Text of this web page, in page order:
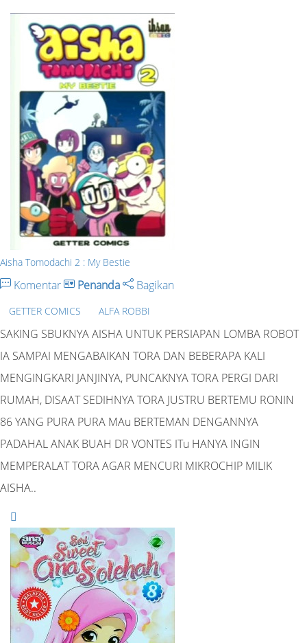
Aisha Tomodachi 2 : My Bestie
Komentar Penanda Bagikan
GETTER COMICS ALFA ROBBI
SAKING SBUKNYA AISHA UNTUK PERSIAPAN LOMBA ROBOT
IA SAMPAI MENGABAIKAN TORA DAN BEBERAPA KALI
MENGINGKARI JANJINYA, PUNCAKNYA TORA PERGI DARI
RUMAH, DISAAT SEDIHNYA TORA JUSTRU BERTEMU RONIN
86 YANG PURA PURA MAu BERTEMAN DENGANNYA
PADAHAL ANAK BUAH DR VONTES ITu HANYA INGIN
MEMPERALAT TORA AGAR MENCURI MIKROCHIP MILIK
AISHA..